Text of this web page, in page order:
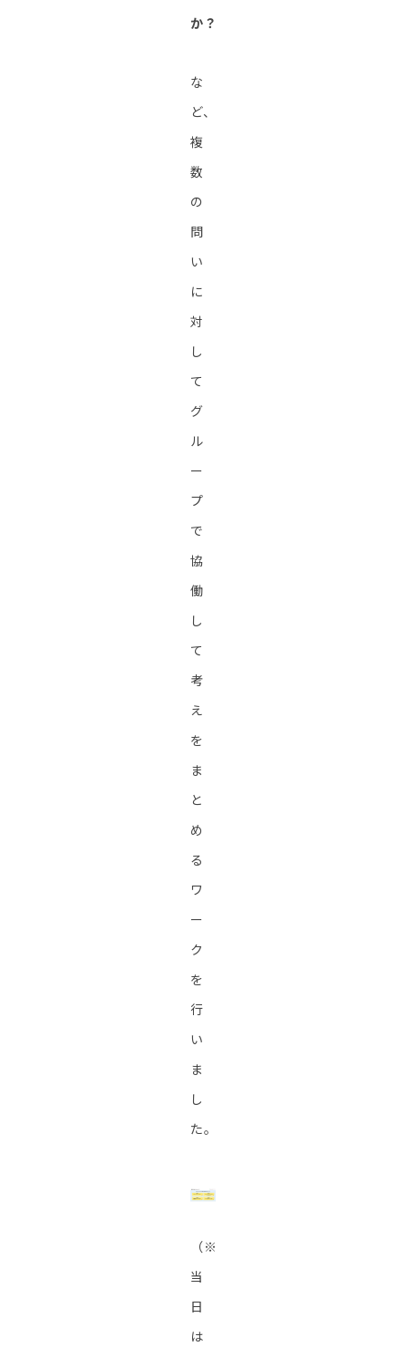
か？
な
ど、
複
数
の
問
い
に
対
し
て
グ
ル
ー
プ
で
協
働
し
て
考
え
を
ま
と
め
る
ワ
ー
ク
を
行
い
ま
し
た。
（※
当
日
は